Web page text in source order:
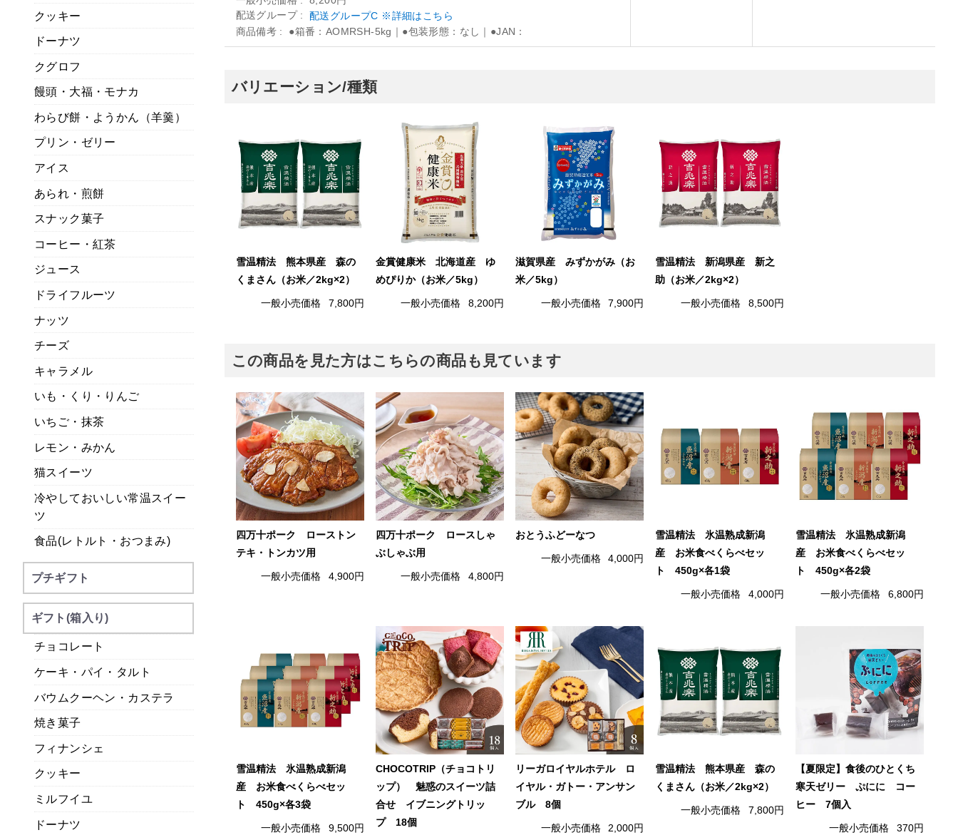
配送グループ
配送グループC ※詳細はこちら
商品備考 ●箱番：AOMRSH-5kg｜●包装形態：なし｜●JAN：
バリエーション/種類
雪温精法 熊本県産 森の
くまさん（お米／2kg×2）
一般小売価格 7,800円
金賞健康米 北海道産 ゆ
めぴりか（お米／5kg）
一般小売価格 8,200円
滋賀県産 みずかがみ（お
米／5kg）
一般小売価格 7,900円
雪温精法 新潟県産 新之
助（お米／2kg×2）
一般小売価格 8,500円
この商品を見た方はこちらの商品も見ています
四万十ポーク ローストン
テキ・トンカツ用
一般小売価格 4,900円
四万十ポーク ロースしゃ
ぶしゃぶ用
一般小売価格 4,800円
おとうふどーなつ
一般小売価格 4,000円
雪温精法 氷温熟成新潟
産 お米食べくらべセッ
ト 450g×各1袋
一般小売価格 4,000円
雪温精法 氷温熟成新潟
産 お米食べくらべセッ
ト 450g×各2袋
一般小売価格 6,800円
雪温精法 氷温熟成新潟
産 お米食べくらべセッ
ト 450g×各3袋
一般小売価格 9,500円
CHOCOTRIP（チョコトリ
ップ） 魅惑のスイーツ詰
合せ イブニングトリッ
プ 18個
リーガロイヤルホテル ロ
イヤル・ガトー・アンサン
ブル 8個
一般小売価格 2,000円
雪温精法 熊本県産 森の
くまさん（お米／2kg×2）
一般小売価格 7,800円
【夏限定】食後のひとくち
寒天ゼリー ぷにに コー
ヒー 7個入
一般小売価格 370円
クッキー
ドーナツ
クグロフ
饅頭・大福・モナカ
わらび餅・ようかん（羊羹）
プリン・ゼリー
アイス
あられ・煎餅
スナック菓子
コーヒー・紅茶
ジュース
ドライフルーツ
ナッツ
チーズ
キャラメル
いも・くり・りんご
いちご・抹茶
レモン・みかん
猫スイーツ
冷やしておいしい常温スイー
ツ
食品(レトルト・おつまみ)
プチギフト
ギフト(箱入り)
チョコレート
ケーキ・パイ・タルト
バウムクーヘン・カステラ
焼き菓子
フィナンシェ
クッキー
ミルフイユ
ドーナツ